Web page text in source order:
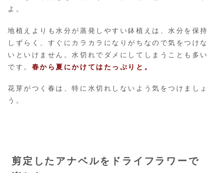
よ。
地植えよりも水分が蒸発しやすい鉢植えは、水分を保持
しずらく、すぐにカラカラになりがちなので気をつけな
いといけません。水切れでダメにしてしまうことも多い
です。 春から夏にかけてはたっぷりと。
花芽がつく春は、特に水切れしないよう気をつけましょ
う。
剪定したアナベルをドライフラワーで